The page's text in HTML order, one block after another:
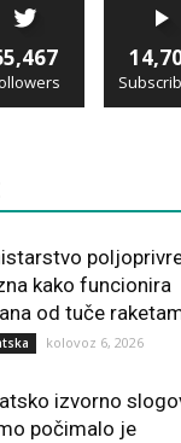
kako funcionira
od tuče
kolovoz 6, 2026
izvorno
počimalo je